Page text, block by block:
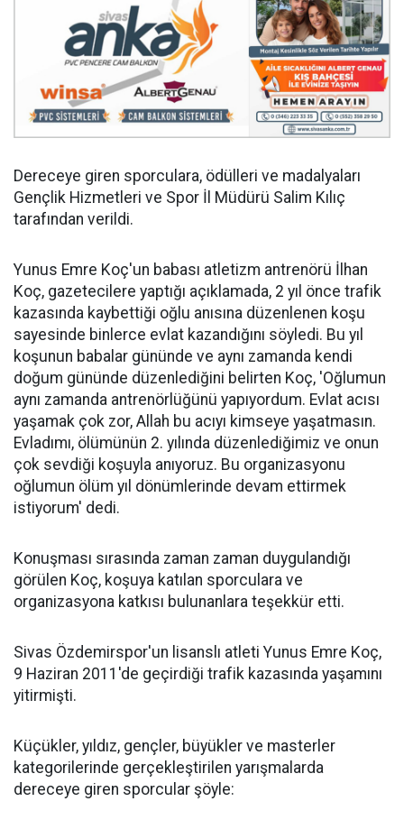
Dereceye giren sporculara, ödülleri ve madalyaları
Gençlik Hizmetleri ve Spor İl Müdürü Salim Kılıç
tarafından verildi.
Yunus Emre Koç'un babası atletizm antrenörü İlhan
Koç, gazetecilere yaptığı açıklamada, 2 yıl önce trafik
kazasında kaybettiği oğlu anısına düzenlenen koşu
sayesinde binlerce evlat kazandığını söyledi. Bu yıl
koşunun babalar gününde ve aynı zamanda kendi
doğum gününde düzenlediğini belirten Koç, 'Oğlumun
aynı zamanda antrenörlüğünü yapıyordum. Evlat acısı
yaşamak çok zor, Allah bu acıyı kimseye yaşatmasın.
Evladımı, ölümünün 2. yılında düzenlediğimiz ve onun
çok sevdiği koşuyla anıyoruz. Bu organizasyonu
oğlumun ölüm yıl dönümlerinde devam ettirmek
istiyorum' dedi.
Konuşması sırasında zaman zaman duygulandığı
görülen Koç, koşuya katılan sporculara ve
organizasyona katkısı bulunanlara teşekkür etti.
Sivas Özdemirspor'un lisanslı atleti Yunus Emre Koç,
9 Haziran 2011'de geçirdiği trafik kazasında yaşamını
yitirmişti.
Küçükler, yıldız, gençler, büyükler ve masterler
kategorilerinde gerçekleştirilen yarışmalarda
dereceye giren sporcular şöyle: